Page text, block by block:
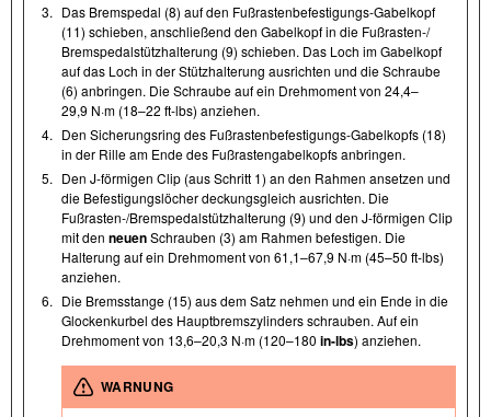
3. Das Bremspedal (8) auf den Fußrastenbefestigungs-Gabelkopf
(11) schieben, anschließend den Gabelkopf in die Fußrasten- /​
Bremspedalstützhalterung (9) schieben. Das Loch im Gabelkopf
auf das Loch in der Stützhalterung ausrichten und die Schraube
(6) anbringen. Die Schraube auf ein Drehmoment von 24,4–
29,9 N·m (18–22 ft-lbs) anziehen.
4. Den Sicherungsring des Fußrastenbefestigungs-Gabelkopfs (18)
in der Rille am Ende des Fußrastengabelkopfs anbringen.
5. Den J-förmigen Clip (aus Schritt 1) an den Rahmen ansetzen und
die Befestigungslöcher deckungsgleich ausrichten. Die
Fußrasten- /​Bremspedalstützhalterung (9) und den J-förmigen Clip
mit den neuenSchrauben (3) am Rahmen befestigen. Die
Halterung auf ein Drehmoment von 61,1–67,9 N·m (45–50 ft-lbs)
anziehen.
6. Die Bremsstange (15) aus dem Satz nehmen und ein Ende in die
Glockenkurbel des Hauptbremszylinders schrauben. Auf ein
Drehmoment von 13,6–20,3 N·m (120–180 in-lbs) anziehen.
WARNUNG